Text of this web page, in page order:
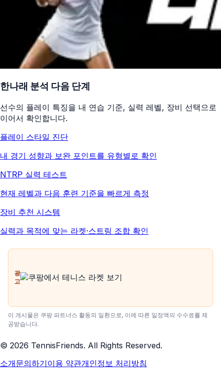
한나래 분석 다음 단계
선수의 플레이 특징을 내 연습 기준, 실력 레벨, 장비 선택으로
이어서 확인합니다.
플레이 스타일 진단
내 경기 성향과 보완 포인트를 유형별로 확인
NTRP 실력 테스트
현재 레벨과 다음 훈련 기준을 빠르게 측정
장비 추천 시스템
실력과 목적에 맞는 라켓·스트링 조합 확인
광
고
이 게시물은 쿠팡 파트너스 활동의 일환으로, 이에 따른 일정액의 수수료를 제
공받습니다.
© 2026 TennisFriends. All Rights Reserved.
소개문의하기이용 약관개인정보 처리방침